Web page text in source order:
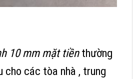
10 mm mặt tiềnthường
cho các tòa nhà , trung